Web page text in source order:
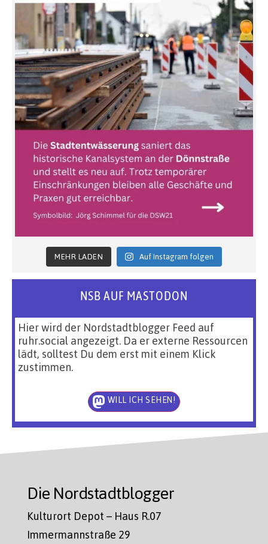
MEHR LADEN Auf Instagram folgen
NSB AUF MASTODON
Hier wird der Nordstadtblogger Feed auf
ruhr.social angezeigt. Da er externe Ressourcen
lädt, solltest Du dem erst mit einem Klick
zustimmen.
WILL ICH SEHEN!
Die Nordstadtblogger
Kulturort Depot – Haus R.07
Immermannstraße 29